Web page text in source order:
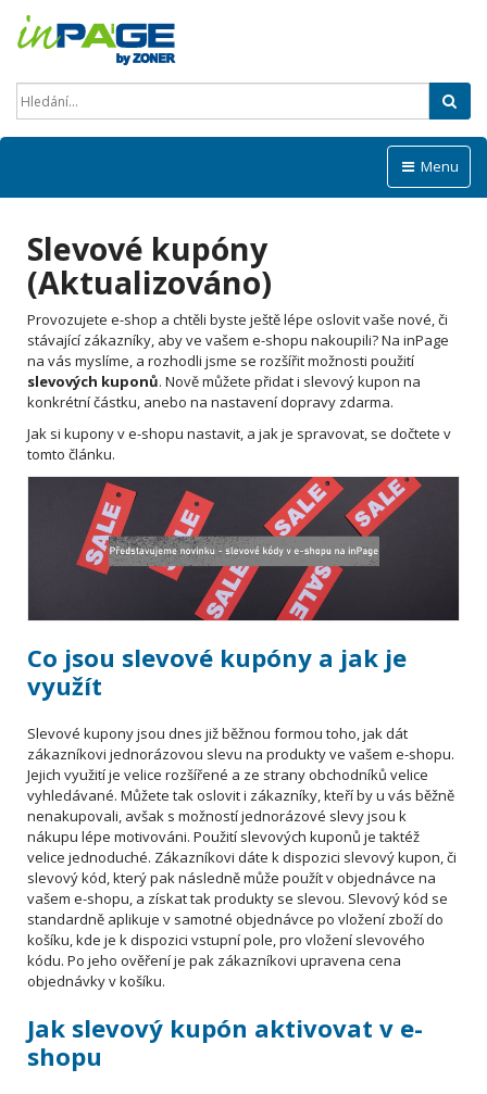
Menu
Slevové kupóny
(Aktualizováno)
Provozujete e-shop a chtěli byste ještě lépe oslovit vaše nové, či
stávající zákazníky, aby ve vašem e-shopu nakoupili? Na inPage
na vás myslíme, a rozhodli jsme se rozšířit možnosti použití
slevových kuponů. Nově můžete přidat i slevový kupon na
konkrétní částku, anebo na nastavení dopravy zdarma.
Jak si kupony v e-shopu nastavit, a jak je spravovat, se dočtete v
tomto článku.
Co jsou slevové kupóny a jak je
využít
Slevové kupony jsou dnes již běžnou formou toho, jak dát
zákazníkovi jednorázovou slevu na produkty ve vašem e-shopu.
Jejich využití je velice rozšířené a ze strany obchodníků velice
vyhledávané. Můžete tak oslovit i zákazníky, kteří by u vás běžně
nenakupovali, avšak s možností jednorázové slevy jsou k
nákupu lépe motivováni. Použití slevových kuponů je taktéž
velice jednoduché. Zákazníkovi dáte k dispozici slevový kupon, či
slevový kód, který pak následně může použít v objednávce na
vašem e-shopu, a získat tak produkty se slevou. Slevový kód se
standardně aplikuje v samotné objednávce po vložení zboží do
košíku, kde je k dispozici vstupní pole, pro vložení slevového
kódu. Po jeho ověření je pak zákazníkovi upravena cena
objednávky v košíku.
Jak slevový kupón aktivovat v e-
shopu